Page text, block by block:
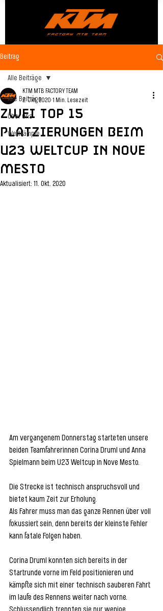
Beitrag
Alle Beiträge
Über uns
Wettkämpfe
Alle Beiträge
Zwei Top 15
Platzierungen beim
U23 Weltcup in Nove
Mesto
KTM MTB FACTORY TEAM
2. Okt. 2020 1 Min. Lesezeit
Aktualisiert: 11. Okt. 2020
Am vergangenem Donnerstag starteten unsere
beiden Teamfahrerinnen Corina Druml und Anna
Spielmann beim U23 Weltcup in Nove Mesto.
Die Strecke ist technisch anspruchsvoll und
bietet kaum Zeit zur Erholung.
Als Fahrer muss man das ganze Rennen über voll
fokussiert sein, denn bereits der kleinste Fehler
kann fatale Folgen haben.
Corina Druml konnten sich bereits in der
Startrunde vorne im Feld positionieren und
kämpfte sich mit einer technisch sauberen Fahrt
im laufe des Rennens weiter nach vorne.